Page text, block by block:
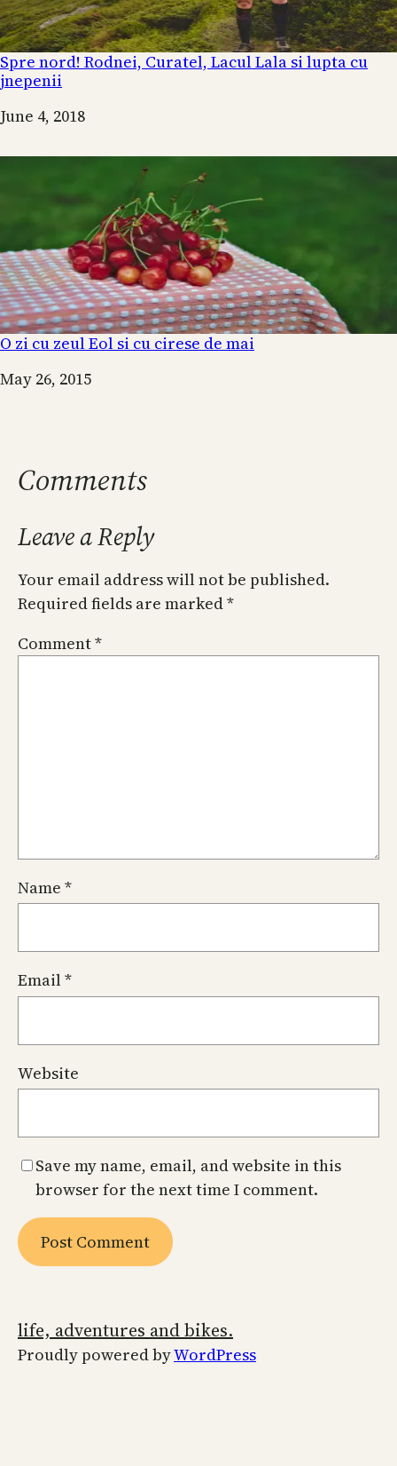
Spre nord! Rodnei, Curatel, Lacul Lala si lupta cu
jnepenii
Date
June 4, 2018
O zi cu zeul Eol si cu cirese de mai
Date
May 26, 2015
Comments
Leave a Reply
Your email address will not be published.
Required fields are marked*
Comment*
Name *
Email*
Website
Save my name, email, and website in this
browser for the next time I comment.
life, adventures and bikes.
Proudly powered byWordPress